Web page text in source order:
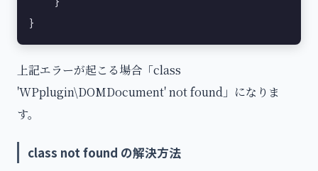
    }
}
上記エラーが起こる場合「class
'WPplugin\DOMDocument' not found」になりま
す。
class not found の解決方法